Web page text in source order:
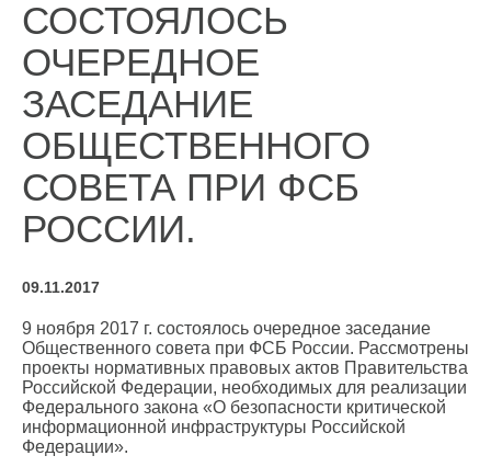
СОСТОЯЛОСЬ
ОЧЕРЕДНОЕ
ЗАСЕДАНИЕ
ОБЩЕСТВЕННОГО
СОВЕТА ПРИ ФСБ
РОССИИ.
09.11.2017
9 ноября 2017 г. состоялось очередное заседание
Общественного совета при ФСБ России. Рассмотрены
проекты нормативных правовых актов Правительства
Российской Федерации, необходимых для реализации
Федерального закона «О безопасности критической
информационной инфраструктуры Российской
Федерации».